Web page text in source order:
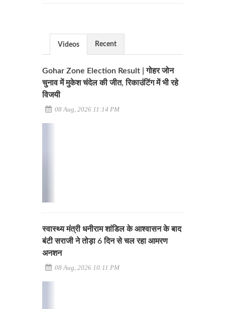
Videos Recent
Gohar Zone Election Result | गोहर जोन
चुनाव में मुकेश चंदेल की जीत, रिकाउंटिंग में भी रहे
विजयी
08 Aug, 2026 11:14 PM
स्वास्थ्य मंत्री धनीराम शांडिल के आश्वासन के बाद
बंटी सराजी ने तोड़ा 6 दिन से चल रहा आमरण
अनशन
08 Aug, 2026 10:11 PM